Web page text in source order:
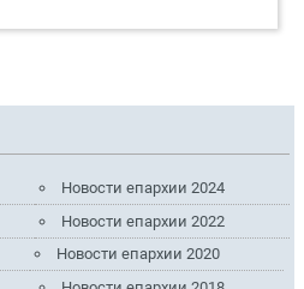
Новости епархии 2024
Новости епархии 2022
Новости епархии 2020